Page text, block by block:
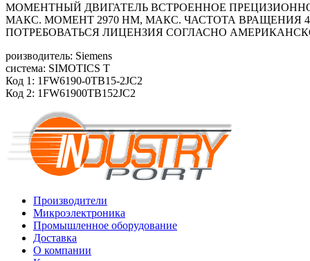
МОМЕНТНЫЙ ДВИГАТЕЛЬ ВСТРОЕННОЕ
МАКС. МОМЕНТ 2970 HM, МАКС. ЧАСТОТА
ПОТРЕБОВАТЬСЯ ЛИЦЕНЗИЯ СОГЛАСНО
роизводитель: Siemens
система: SIMOTICS T
Код 1: 1FW6190-0TB15-2JC2
Код 2: 1FW61900TB152JC2
Производители
Микроэлектроника
Промышленное оборудование
Доставка
О компании